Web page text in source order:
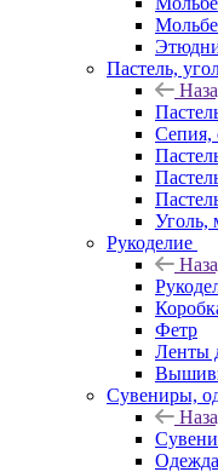
Пастель,
Сепия,
Уголь,
Рукоделие
Фетр
Ленты
Сувениры,
Одежда